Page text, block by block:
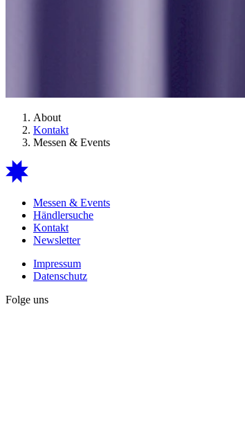
About
Kontakt
Messen & Events
Messen & Events
Händlersuche
Kontakt
Newsletter
Impressum
Datenschutz
Folge uns